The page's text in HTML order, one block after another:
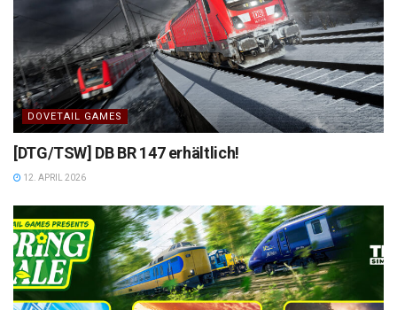
DOVETAIL GAMES
[DTG/TSW] DB BR 147 erhältlich!
12. APRIL 2026